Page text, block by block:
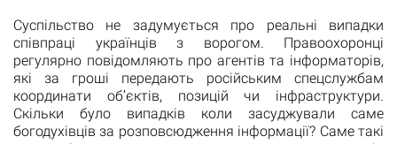
Суспільство не задумується про реальні випадки
співпраці українців з ворогом. Правоохоронці
регулярно повідомляють про агентів та інформаторів,
які за гроші передають російським спецслужбам
координати об’єктів, позицій чи інфраструктури.
Скільки було випадків коли засуджували саме
богодухівців за розповсюдження інформації? Саме такі